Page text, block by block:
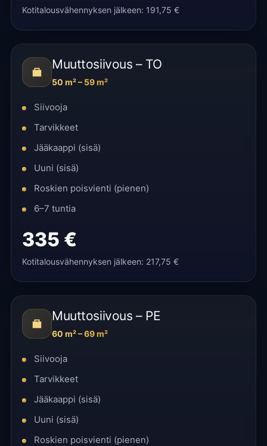
Kotitalousvähennyksen jälkeen: 191,75 €
Muuttosiivous – TO
50 m² – 59 m²
Siivooja
Tarvikkeet
Jääkaappi (sisä)
Uuni (sisä)
Roskien poisvienti (pienen)
6–7 tuntia
335 €
Kotitalousvähennyksen jälkeen: 217,75 €
Muuttosiivous – PE
60 m² – 69 m²
Siivooja
Tarvikkeet
Jääkaappi (sisä)
Uuni (sisä)
Roskien poisvienti (pienen)